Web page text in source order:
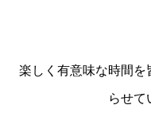
楽しく有意味な時間
らせて